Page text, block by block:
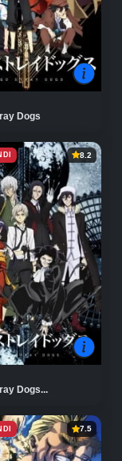
Dogs
8.2
Dogs...
7.5